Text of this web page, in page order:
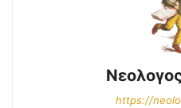
https://